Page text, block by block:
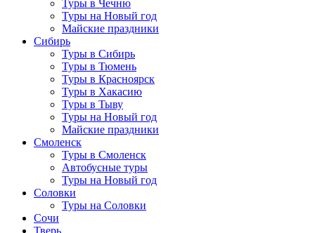
Туры в Чечню
Туры на Новый год
Майские праздники
Сибирь
Туры в Сибирь
Туры в Тюмень
Туры в Красноярск
Туры в Хакасию
Туры в Тыву
Туры на Новый год
Майские праздники
Смоленск
Туры в Смоленск
Автобусные туры
Туры на Новый год
Соловки
Туры на Соловки
Сочи
Тверь